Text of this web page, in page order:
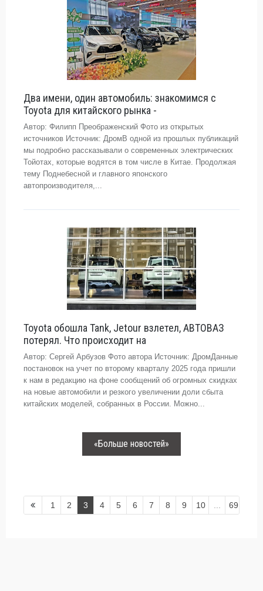
Два имени, один автомобиль: знакомимся с
Toyota для китайского рынка -
Автор: Филипп Преображенский Фото из открытых
источников Источник: ДромВ одной из прошлых публикаций
мы подробно рассказывали о современных электрических
Тойотах, которые водятся в том числе в Китае. Продолжая
тему Поднебесной и главного японского
автопроизводителя,...
Toyota обошла Tank, Jetour взлетел, АВТОВАЗ
потерял. Что происходит на
Автор: Сергей Арбузов Фото автора Источник: ДромДанные
постановок на учет по второму кварталу 2025 года пришли
к нам в редакцию на фоне сообщений об огромных скидках
на новые автомобили и резкого увеличении доли сбыта
китайских моделей, собранных в России. Можно...
«Больше новостей»
1 2 3 4 5 6 7 8 9 10 69